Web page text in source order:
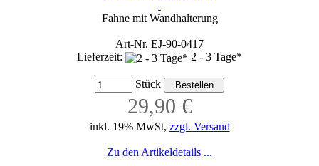
Fahne mit Wandhalterung
Art-Nr. EJ-90-0417
Lieferzeit:
2 - 3 Tage*
Stück
29,90 €
inkl. 19% MwSt, zzgl. Versand
Zu den Artikeldetails ...